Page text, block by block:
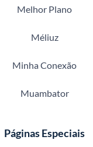
Melhor Plano
Méliuz
Minha Conexão
Muambator
Páginas Especiais